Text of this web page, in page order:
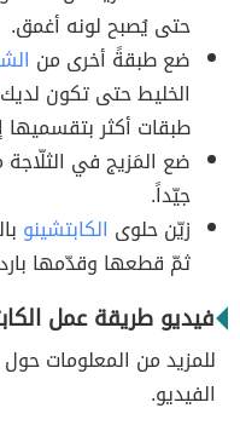
حتى يُصبح لونه أغمق.
ضع طبقةً أخرى من
الخليط حتى تكون
طبقات أكثر بتقسميها
ضع المَزيج في
جيّداً.
زيّن حلوى الكابتشينو
ثمّ قطعها وقدّمها
فيديو طريقة عمل
للمزيد من المعلومات
الفيديو.